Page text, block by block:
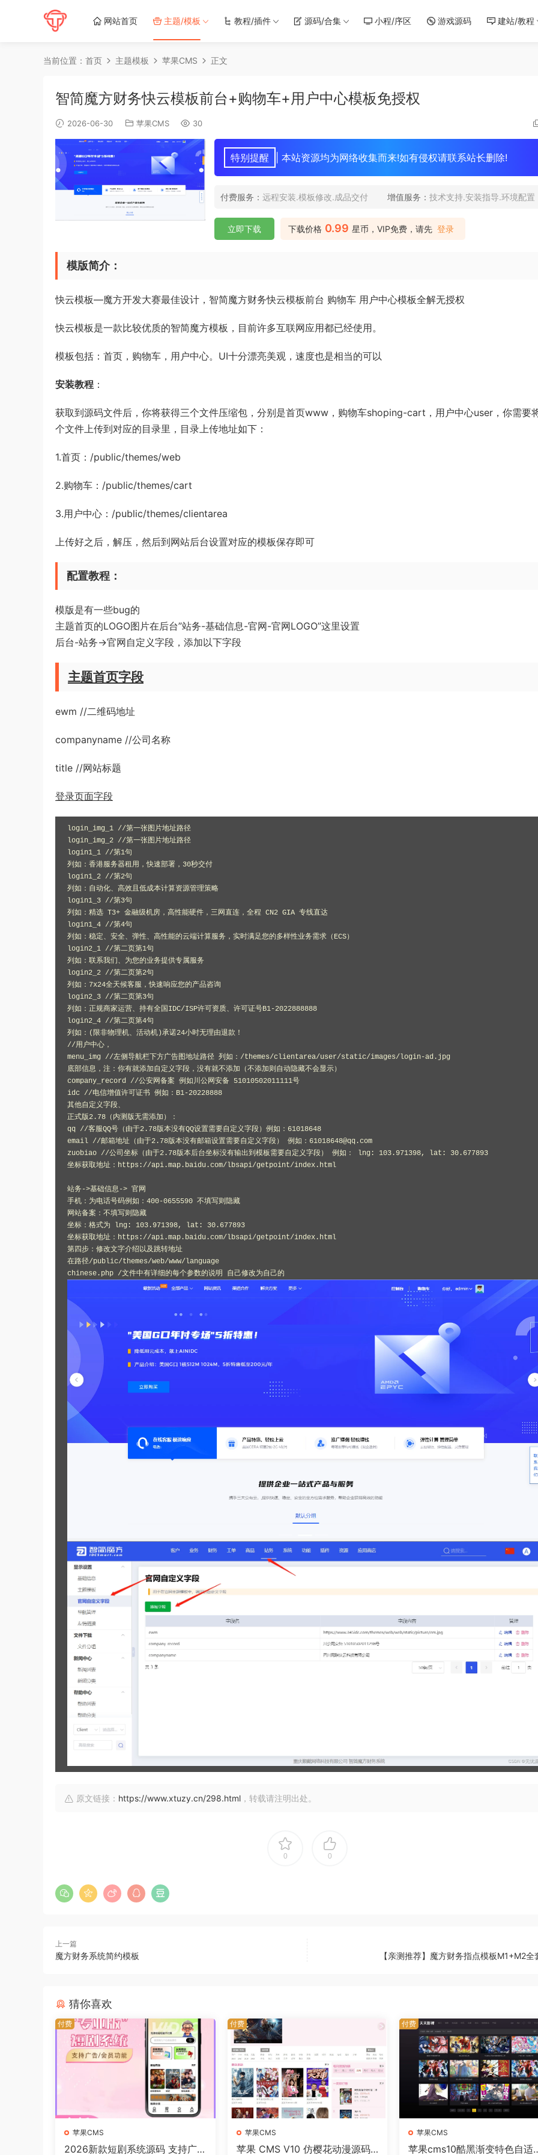
网站首页 主题/模板 教程/插件 源码/合集 小程/序区 游戏源码 建站/教程
当前位置： 首页 主题模板 苹果CMS 正文
智简魔方财务快云模板前台+购物车+用户中心模板免授权
2026-06-30 苹果CMS 30
特别提醒 | 本站资源均为网络收集而来!如有侵权请联系站长删除!
付费服务： 远程安装.模板修改.成品交付 增值服务： 技术支持.安装指导.环境配置
下载价格 0.99 星币，VIP免费，请先 登录
立即下载
模版简介：
快云模板—魔方开发大赛最佳设计，智简魔方财务快云模板前台 购物车 用户中心模板全解无授权
快云模板是一款比较优质的智简魔方模板，目前许多互联网应用都已经使用。
模板包括：首页，购物车，用户中心。UI十分漂亮美观，速度也是相当的可以
安装教程 ：
获取到源码文件后，你将获得三个文件压缩包，分别是首页www，购物车shoping-cart，用户中心user，你需要
个文件上传到对应的目录里，目录上传地址如下：
1.首页：/public/themes/web
2.购物车：/public/themes/cart
3.用户中心：/public/themes/clientarea
上传好之后，解压，然后到网站后台设置对应的模板保存即可
配置教程：
模版是有一些bug的
主题首页的LOGO图片在后台”站务-基础信息-官网-官网LOGO”这里设置
后台-站务->官网自定义字段，添加以下字段
主题首页字段
ewm //二维码地址
companyname //公司名称
title //网站标题
登录页面字段
login_img_1 //第一张图片地址路径
login_img_2 //第一张图片地址路径
login1_1 //第1句
列如：香港服务器租用，快速部署，30秒交付
login1_2 //第2句
列如：自动化、高效且低成本计算资源管理策略
login1_3 //第3句
列如：精选 T3+ 金融级机房，高性能硬件，三网直连，全程 CN2 GIA 专线直达
login1_4 //第4句
列如：稳定、安全、弹性、高性能的云端计算服务，实时满足您的多样性业务需求（ECS）
login2_1 //第二页第1句
列如：联系我们、为您的业务提供专属服务
login2_2 //第二页第2句
列如：7x24全天候客服，快速响应您的产品咨询
login2_3 //第二页第3句
列如：正规商家运营、持有全国IDC/ISP许可资质、许可证号B1-2022888888
login2_4 //第二页第4句
列如：(限非物理机、活动机)承诺24小时无理由退款！
//用户中心，
menu_img //左侧导航栏下方广告图地址路径 列如：/themes/clientarea/user/static/images/login-ad.jpg
底部信息，注：你有就添加自定义字段，没有就不添加（不添加则自动隐藏不会显示）
company_record //公安网备案 例如川公网安备 51010502011111号
idc //电信增值许可证书 例如：B1-20228888
其他自定义字段、
正式版2.78（内测版无需添加）：
qq //客服QQ号（由于2.78版本没有QQ设置需要自定义字段）例如：61018648
email //邮箱地址（由于2.78版本没有邮箱设置需要自定义字段） 例如：61018648@qq.com
zuobiao //公司坐标（由于2.78版本后台坐标没有输出到模板需要自定义字段） 例如： lng: 103.971398, lat: 30.677893
坐标获取地址：https://api.map.baidu.com/lbsapi/getpoint/index.html
站务->基础信息-> 官网
手机：为电话号码例如：400-0655590 不填写则隐藏
网站备案：不填写则隐藏
坐标：格式为 lng: 103.971398, lat: 30.677893
坐标获取地址：https://api.map.baidu.com/lbsapi/getpoint/index.html
第四步：修改文字介绍以及跳转地址
在路径/public/themes/web/www/language
原文链接： https://www.xtuzy.cn/298.html ，转载请注明出处。
0 0
上一篇
魔方财务系统简约模板 【亲测推荐】魔方财务指点模板M1+M2全
猜你喜欢
苹果CMS
2026新款短剧系统源码 支持广
付费
苹果CMS
苹果 CMS V10 仿樱花动漫源码
付费
苹果CMS
苹果cms10酷黑渐变特色自适
付费